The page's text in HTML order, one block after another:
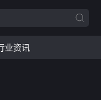
业资讯